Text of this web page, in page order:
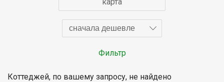
сначала дешевле
Фильтр
Коттеджей, по вашему запросу, не найдено